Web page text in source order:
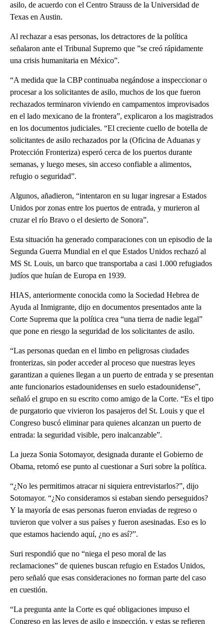
asilo, de acuerdo con el Centro Strauss de la Universidad de
Texas en Austin.
Al rechazar a esas personas, los detractores de la política
señalaron ante el Tribunal Supremo que ”se creó rápidamente
una crisis humanitaria en México”.
“A medida que la CBP continuaba negándose a inspeccionar o
procesar a los solicitantes de asilo, muchos de los que fueron
rechazados terminaron viviendo en campamentos improvisados ​​
en el lado mexicano de la frontera”, explicaron a los magistrados
en los documentos judiciales. “El creciente cuello de botella de
solicitantes de asilo rechazados por la (Oficina de Aduanas y
Protección Fronteriza) esperó cerca de los puertos durante
semanas, y luego meses, sin acceso confiable a alimentos,
refugio o seguridad”.
Algunos, añadieron, “intentaron en su lugar ingresar a Estados
Unidos por zonas entre los puertos de entrada, y murieron al
cruzar el río Bravo o el desierto de Sonora”.
Esta situación ha generado comparaciones con un episodio de la
Segunda Guerra Mundial en el que Estados Unidos rechazó al
MS St. Louis, un barco que transportaba a casi 1.000 refugiados
judíos que huían de Europa en 1939.
HIAS, anteriormente conocida como la Sociedad Hebrea de
Ayuda al Inmigrante, dijo en documentos presentados ante la
Corte Suprema que la política crea “una tierra de nadie legal”
que pone en riesgo la seguridad de los solicitantes de asilo.
“Las personas quedan en el limbo en peligrosas ciudades
fronterizas, sin poder acceder al proceso que nuestras leyes
garantizan a quienes llegan a un puerto de entrada y se presentan
ante funcionarios estadounidenses en suelo estadounidense”,
señaló el grupo en su escrito como amigo de la Corte. “Es el tipo
de purgatorio que vivieron los pasajeros del St. Louis y que el
Congreso buscó eliminar para quienes alcanzan un puerto de
entrada: la seguridad visible, pero inalcanzable”.
La jueza Sonia Sotomayor, designada durante el Gobierno de
Obama, retomó ese punto al cuestionar a Suri sobre la política.
“¿No les permitimos atracar ni siquiera entrevistarlos?”, dijo
Sotomayor. “¿No consideramos si estaban siendo perseguidos?
Y la mayoría de esas personas fueron enviadas de regreso o
tuvieron que volver a sus países y fueron asesinadas. Eso es lo
que estamos haciendo aquí, ¿no es así?”.
Suri respondió que no “niega el peso moral de las
reclamaciones” de quienes buscan refugio en Estados Unidos,
pero señaló que esas consideraciones no forman parte del caso
en cuestión.
“La pregunta ante la Corte es qué obligaciones impuso el
Congreso en las leyes de asilo e inspección, y estas se refieren